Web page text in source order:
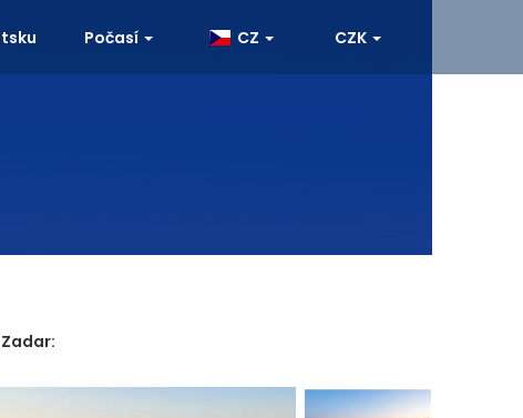
Počasí CZ CZK